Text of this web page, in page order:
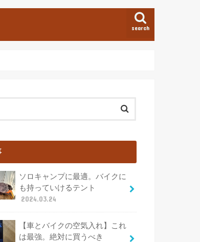
search
ソロキャンプに最適。バイクに
も持っていけるテント
2024.03.24
【車とバイクの空気入れ】これ
は最強。絶対に買うべき